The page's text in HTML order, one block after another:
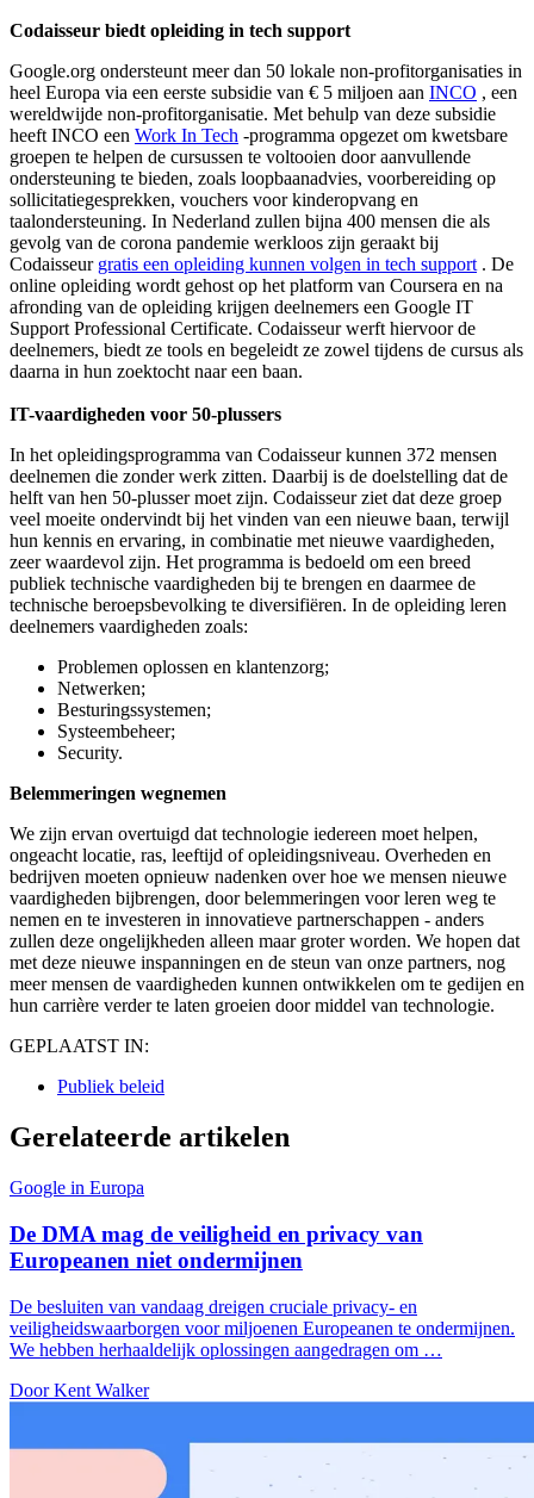
Codaisseur biedt opleiding in tech support
Google.org ondersteunt meer dan 50 lokale non-profitorganisaties in
heel Europa via een eerste subsidie ​​van € 5 miljoen aan INCO , een
wereldwijde non-profitorganisatie. Met behulp van deze subsidie ​​
heeft INCO een Work In Tech -programma opgezet om kwetsbare
groepen te helpen de cursussen te voltooien door aanvullende
ondersteuning te bieden, zoals loopbaanadvies, voorbereiding op
sollicitatiegesprekken, vouchers voor kinderopvang en
taalondersteuning. In Nederland zullen bijna 400 mensen die als
gevolg van de corona pandemie werkloos zijn geraakt bij
Codaisseur gratis een opleiding kunnen volgen in tech support. De
online opleiding wordt gehost op het platform van Coursera en na
afronding van de opleiding krijgen deelnemers een Google IT
Support Professional Certificate. Codaisseur werft hiervoor de
deelnemers, biedt ze tools en begeleidt ze zowel tijdens de cursus als
daarna in hun zoektocht naar een baan.
IT-vaardigheden voor 50-plussers
In het opleidingsprogramma van Codaisseur kunnen 372 mensen
deelnemen die zonder werk zitten. Daarbij is de doelstelling dat de
helft van hen 50-plusser moet zijn. Codaisseur ziet dat deze groep
veel moeite ondervindt bij het vinden van een nieuwe baan, terwijl
hun kennis en ervaring, in combinatie met nieuwe vaardigheden,
zeer waardevol zijn. Het programma is bedoeld om een breed
publiek technische vaardigheden bij te brengen en daarmee de
technische beroepsbevolking te diversifiëren. In de opleiding leren
deelnemers vaardigheden zoals:
Problemen oplossen en klantenzorg;
Netwerken;
Besturingssystemen;
Systeembeheer;
Security.
Belemmeringen wegnemen
We zijn ervan overtuigd dat technologie iedereen moet helpen,
ongeacht locatie, ras, leeftijd of opleidingsniveau. Overheden en
bedrijven moeten opnieuw nadenken over hoe we mensen nieuwe
vaardigheden bijbrengen, door belemmeringen voor leren weg te
nemen en te investeren in innovatieve partnerschappen - anders
zullen deze ongelijkheden alleen maar groter worden. We hopen dat
met deze nieuwe inspanningen en de steun van onze partners, nog
meer mensen de vaardigheden kunnen ontwikkelen om te gedijen en
hun carrière verder te laten groeien door middel van technologie.
GEPLAATST IN:
Publiek beleid
Gerelateerde artikelen
Google in Europa
De DMA mag de veiligheid en privacy van
Europeanen niet ondermijnen
De besluiten van vandaag dreigen cruciale privacy- en
veiligheidswaarborgen voor miljoenen Europeanen te ondermijnen.
We hebben herhaaldelijk oplossingen aangedragen om …
Door Kent Walker